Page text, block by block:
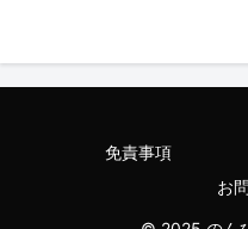
の真実】
免責事項
お